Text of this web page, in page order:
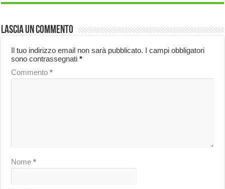
Lascia un commento
Il tuo indirizzo email non sarà pubblicato. I campi obbligatori
sono contrassegnati*
Commento*
Nome*